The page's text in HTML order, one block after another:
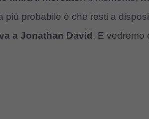
più probabile è che resti a
a Jonathan David . E